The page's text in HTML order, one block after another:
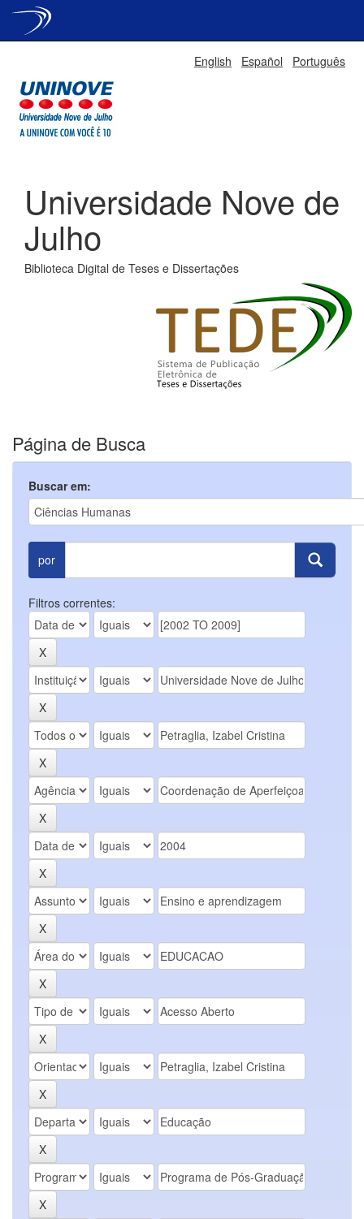
English Español Português
Universidade Nove de
Julho
Biblioteca Digital de Teses e Dissertações
Página de Busca
Buscar em:
por
Filtros correntes: